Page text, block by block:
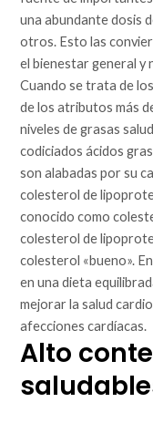
una abundante dosis
otros. Esto las
el bienestar general y
Cuando se trata de
de los atributos más
niveles de grasas
codiciados ácidos
son alabadas por su
colesterol de
conocido como
colesterol de
colesterol «bueno».
en una dieta
mejorar la salud
afecciones cardíacas.
Alto